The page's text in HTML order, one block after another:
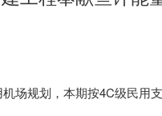
规划，本期按4C级民用